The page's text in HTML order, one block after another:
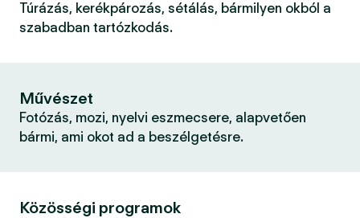
Túrázás, kerékpározás, sétálás, bármilyen okból a
szabadban tartózkodás.
Művészet
Fotózás, mozi, nyelvi eszmecsere, alapvetően
bármi, ami okot ad a beszélgetésre.
Közösségi programok